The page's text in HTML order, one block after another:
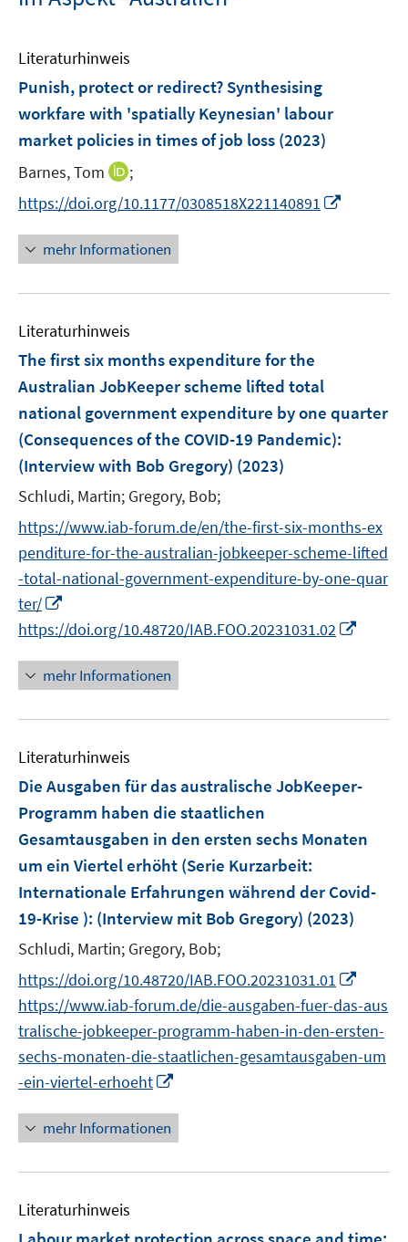
Literaturhinweis
Punish, protect or redirect? Synthesising
workfare with 'spatially Keynesian' labour
market policies in times of job loss (2023)
Barnes, Tom
I
n
e
u
F
n
s
t
e
ö
f
e
n
;
https://doi.org/10.1177/0308518X221140891
u
s
f
f
n
n
mehr Informationen
Literaturhinweis
The first six months expenditure for the
Australian JobKeeper scheme lifted total
national government expenditure by one quarter
(Consequences of the COVID-19 Pandemic):
(Interview with Bob Gregory) (2023)
Schludi, Martin; Gregory, Bob;
https://www.iab-forum.de/en/the-first-six-months-ex
penditure-for-the-australian-jobkeeper-scheme-lifted
-total-national-government-expenditure-by-one-quar
ter/
n
n
e
u
F
n
s
t
e
r
f
f
n
e
n
https://doi.org/10.48720/IAB.FOO.20231031.02
u
s
e
n
e
n
mehr Informationen
Literaturhinweis
Die Ausgaben für das australische JobKeeper-
Programm haben die staatlichen
Gesamtausgaben in den ersten sechs Monaten
um ein Viertel erhöht (Serie Kurzarbeit:
Internationale Erfahrungen während der Covid-
19-Krise ): (Interview mit Bob Gregory) (2023)
Schludi, Martin; Gregory, Bob;
https://doi.org/10.48720/IAB.FOO.20231031.01
n
n
e
u
n
https://www.iab-forum.de/die-ausgaben-fuer-das-aus
tralische-jobkeeper-programm-haben-in-den-ersten-
sechs-monaten-die-staatlichen-gesamtausgaben-um
-ein-viertel-erhoeht
e
u
F
mehr Informationen
Literaturhinweis